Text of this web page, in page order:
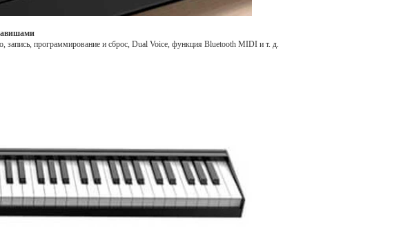
программирование и сброс, Dual Voice, функция Bluetooth MIDI и т. д.